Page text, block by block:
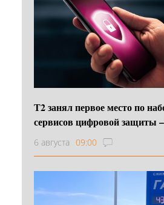
Т2 занял первое место по
сервисов цифровой защиты
6 августа 09:00